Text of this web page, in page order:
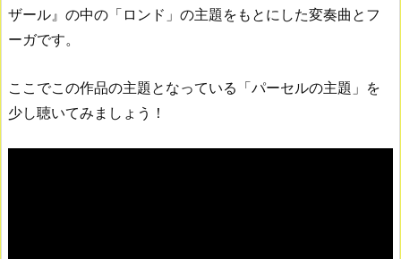
ザール』の中の「ロンド」の主題をもとにした変奏曲とフ
ーガです。
ここでこの作品の主題となっている「パーセルの主題」を
少し聴いてみましょう！